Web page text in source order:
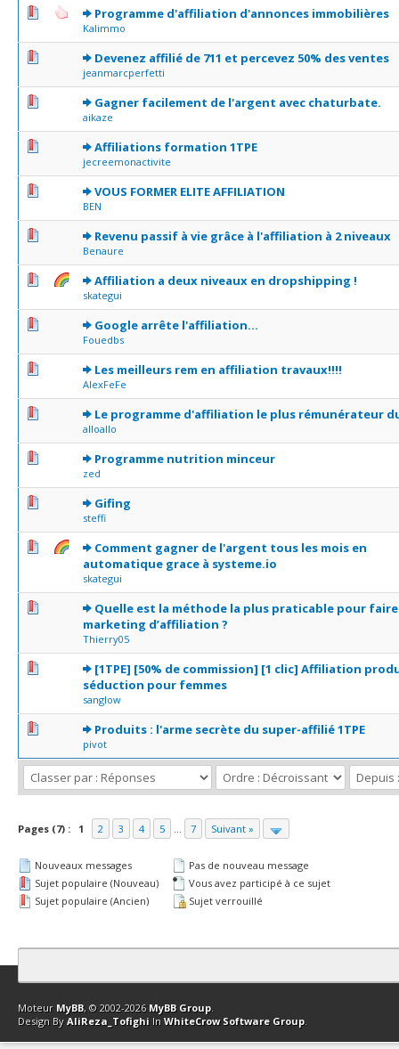
Programme d'affiliation d'annonces immobilières
Kalimmo
0 Votes - 0 sur 5 en moyenne
12 345
Devenez affilié de 711 et percevez 50% des ventes
jeanmarcperfetti
0 Votes - 0 sur 5 en moyenne
12345
Gagner facilement de l'argent avec chaturbate.
aikaze
1 Votes - 5 sur 5 en moyenne
12345
Affiliations formation 1TPE
jecreemonactivite
0 Votes - 0 sur 5 en moyenne
12 345
VOUS FORMER ELITE AFFILIATION
BEN
0 Votes - 0 sur 5 en moyenne
1234 5
Revenu passif à vie grâce à l'affiliation à 2 niveaux
Benaure
0 Votes - 0 sur 5 en moyenne
1234 5
Affiliation a deux niveaux en dropshipping !
skategui
3 Votes - 2.33 sur 5 en moyenne
1 2 345
Google arrête l'affiliation...
Fouedbs
0 Votes - 0 sur 5 en moyenne
1234 5
Les meilleurs rem en affiliation travaux!!!!
AlexFeFe
0 Votes - 0 sur 5 en moyenne
123 45
Le programme d'affiliation le plus rémunérateur
alloallo
0 Votes - 0 sur 5 en moyenne
12345
Programme nutrition minceur
zed
0 Votes - 0 sur 5 en moyenne
12 345
Gifing
steffi
1 Votes - 5 sur 5 en moyenne
Comment gagner de l'argent tous les mois en
automatique grace à systeme.io
skategui
1 Votes - 5 sur 5 en moyenne
12345
Quelle est la méthode la plus praticable pour
marketing d’affiliation ?
Thierry05
1 Votes - 3 sur 5 en moyenne
1 23 45
[1TPE] [50% de commission] [1 clic] Affiliation
séduction pour femmes
sanglow
0 Votes - 0 sur 5 en moyenne
12 345
Produits : l'arme secrète du super-affilié 1TPE
pivot
0 Votes - 0 sur 5 en moyenne
12345
Pages (7) : 1 2 3 4 5 ... 7 Suivant »
Nouveaux messages
Sujet populaire (Nouveau)
Sujet populaire (Ancien)
Pas de nouveau message
Vous avez participé à ce sujet
Sujet verrouillé
Contact Club Affiliation Retourner en haut Version bas-débit
Moteur MyBB, © 2002-2026 MyBB Group.
Design By AliReza_Tofighi In WhiteCrow Software Group.